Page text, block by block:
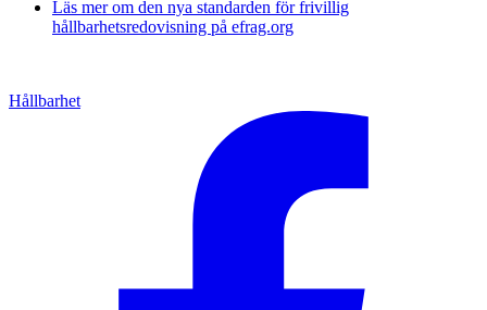
Läs mer om den nya standarden för frivillig
hållbarhetsredovisning på efrag.org
Hållbarhet